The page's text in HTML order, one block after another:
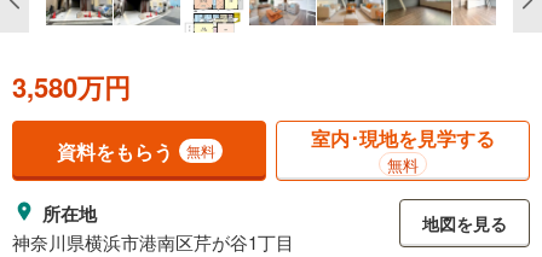
3,580万円
資料をもらう 無料 室内･現地を見学する
無料
所在地
神奈川県横浜市港南区芹が谷1丁目
地図を見る